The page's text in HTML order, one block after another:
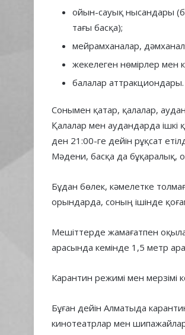
ойын-сауық нысандары
тағы басқа);
мейрамханалар,
жекелеген нөмірлер мен
балалар аттракциондары.
Сонымен қатар, қалалар,
Қалалар мен аудандарда
ден 21:00-ге дейін рұқсат
Мәдени, басқа да бұқаралық,
Бұдан бөлек, кәмелетке
орындарда, соның ішінде
Мешіттерде жамағатпен
арасында кемінде 1,5 метр
Карантин режимі мен мерзімі
Бұған дейін Алматыда
кинотеатрлар мен